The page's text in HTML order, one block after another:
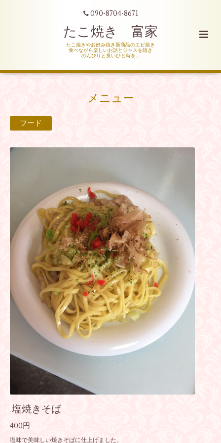
090-8704-8671
たこ焼き 富家
たこ焼きやお好み焼き新商品のエビ焼き
食べながら楽しいお話とジャスを聴き
のんびりと良いひと時を…
メニュー
フード
塩焼きそば
400円
塩味で美味しい焼きそばに仕上げました。